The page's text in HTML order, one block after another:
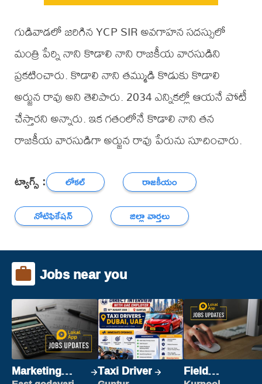
గుడివాడలో జరిగిన YCP SIR అవగాహన సదస్సులో
మంత్రి పేర్ని నాని కొడాలి నాని రాజకీయ వారసుడిని
ప్రకటించారు. కొడాలి నాని తమ్ముడి కొడుకు కొడాలి
అర్జున రావు అని తెలిపారు. 2034 ఎన్నికల్లో ఆయనే పోటీ
చేస్తారని అన్నారు. ఇక గతంలోనే కొడాలి నాని తన
రాజకీయ వారసుడిగా అర్జున రావు పేరును సూచించారు.
ట్యాగ్స్ : లోకల్
రాజకీయం
నోటిఫికేషన్
జిల్లా వార్తలు
Jobs near you
Marketing Taxi Driver Field